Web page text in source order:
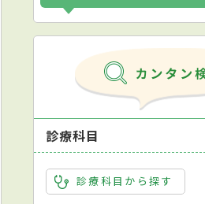
診療科目
診療科目から探す